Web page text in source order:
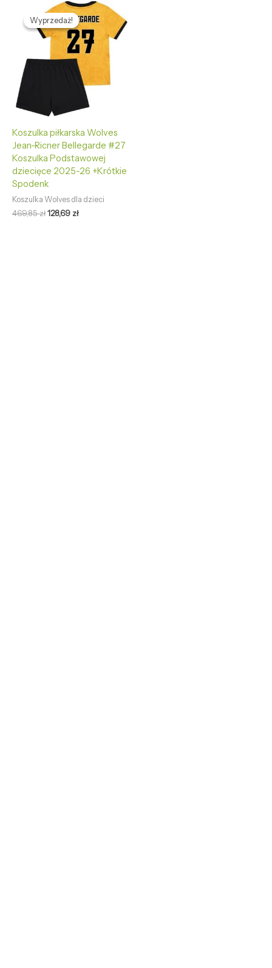
Wyprzedaż!
Wyprzedaż!
Koszulka piłkarska Wolves
Jean-Ricner Bellegarde #27
Koszulka Podstawowej
dziecięce 2025-26 +Krótkie
Spodenk
Koszulka Wolves dla dzieci
469,85zł
Pierwotna
cena
wynosiła:
469,85 zł.
128,69 zł
Aktualna
cena
wynosi:
128,69 zł.